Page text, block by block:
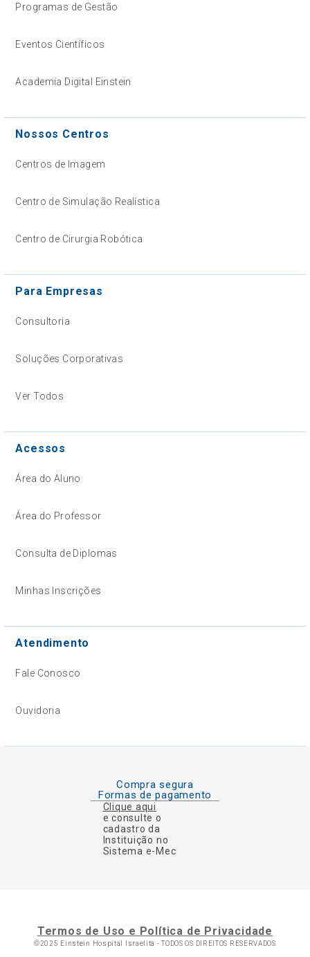
Programas de Gestão
Eventos Científicos
Academia Digital Einstein
Nossos Centros
Centros de Imagem
Centro de Simulação Realística
Centro de Cirurgia Robótica
Para Empresas
Consultoria
Soluções Corporativas
Ver Todos
Acessos
Área do Aluno
Área do Professor
Consulta de Diplomas
Minhas Inscrições
Atendimento
Fale Conosco
Ouvidoria
Compra segura
Formas de pagamento
Clique aqui
e consulte o
cadastro da
Instituição no
Sistema e-Mec
Termos de Uso e Política de Privacidade
©2025 Einstein Hospital Israelita -TODOS OS DIREITOS RESERVADOS